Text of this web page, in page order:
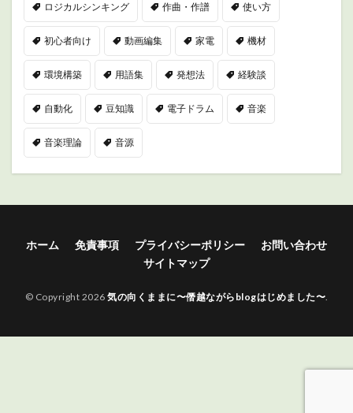
ロジカルシンキング 作曲・作譜 使い方
初心者向け 動画編集 家電 機材
環境構築 用語集 発想法 経験談
自動化 豆知識 電子ドラム 音楽
音楽理論 音源
ホーム 免責事項 プライバシーポリシー
お問い合わせ
サイトマップ
© Copyright 2026 気の向くままに〜僭越ながらblogはじめました〜.